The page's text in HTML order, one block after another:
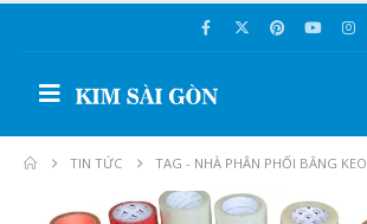
TIN TỨC TAG - NHÀ PHÂN PHỐI BĂNG KEO